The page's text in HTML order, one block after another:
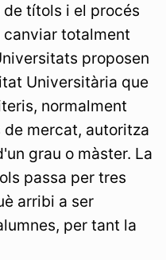
títols i el procés
totalment
proposen
Universitària que
normalment
mercat, autoritza
grau o màster. La
passa per tres
arribi a ser
per tant la